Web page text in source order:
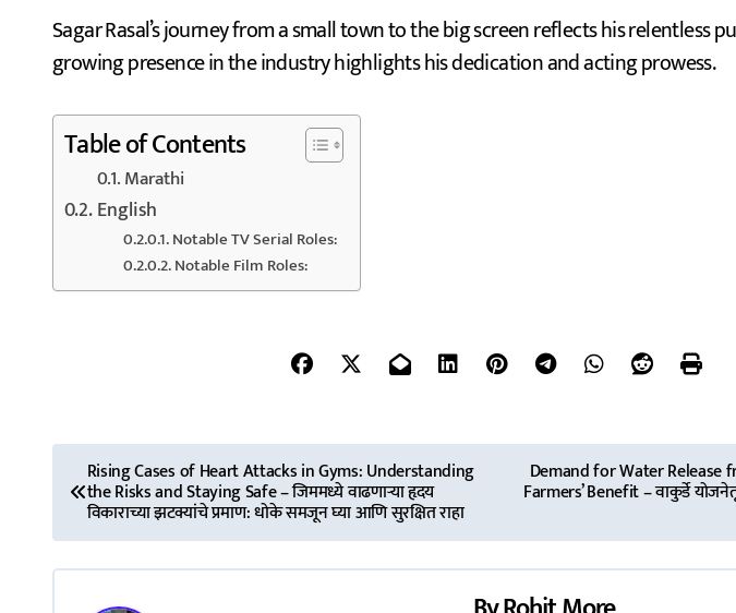
Sagar Rasal’s journey from a small town to the big screen reflects his relentless
growing presence in the industry highlights his dedication and acting prowess.
Table of Contents
Marathi
English
Notable TV Serial Roles:
Notable Film Roles:
P
s
Rising Cases of Heart Attacks in Gyms: Understanding
the Risks and Staying Safe – जिममध्ये वाढणाऱ्या हृदय
विकाराच्या झटक्यांचे प्रमाण: धोके समजून घ्या आणि सुरक्षित राहा
Demand for Water Release
Farmers’ Benefit – वाकुर्डे